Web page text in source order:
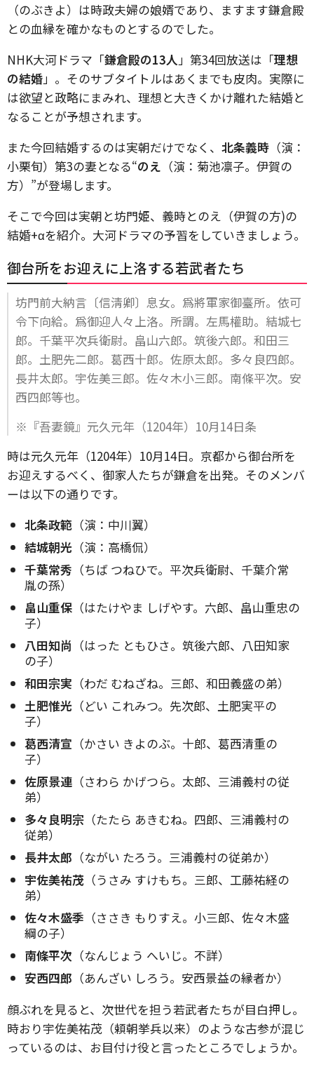
（のぶきよ）は時政夫婦の娘婿であり、ますます鎌倉殿
との血縁を確かなものとするのでした。
NHK大河ドラマ「鎌倉殿の13人」第34回放送は「理想
の結婚」。そのサブタイトルはあくまでも皮肉。実際に
は欲望と政略にまみれ、理想と大きくかけ離れた結婚と
なることが予想されます。
また今回結婚するのは実朝だけでなく、 北条義時 （演：
小栗旬）第3の妻となる“のえ （演：菊池凛子。伊賀の
方）”が登場します。
そこで今回は実朝と坊門姫、義時とのえ（伊賀の方)の
結婚+αを紹介。大河ドラマの予習をしていきましょう。
御台所をお迎えに上洛する若武者たち
坊門前大納言〔信淸卿〕息女。爲將軍家御臺所。依可
令下向給。爲御迎人々上洛。所謂。左馬權助。結城七
郎。千葉平次兵衛尉。畠山六郎。筑後六郎。和田三
郎。土肥先二郎。葛西十郎。佐原太郎。多々良四郎。
長井太郎。宇佐美三郎。佐々木小三郎。南條平次。安
西四郎等也。
※『吾妻鏡』元久元年（1204年）10月14日条
時は元久元年（1204年）10月14日。京都から御台所を
お迎えするべく、御家人たちが鎌倉を出発。そのメンバ
ーは以下の通りです。
北条政範 （演：中川翼）
結城朝光 （演：高橋侃）
千葉常秀 （ちば つねひで。平次兵衛尉、千葉介常
胤の孫）
畠山重保 （はたけやま しげやす。六郎、畠山重忠の
子）
八田知尚 （はった ともひさ。筑後六郎、八田知家
の子）
和田宗実 （わだ むねざね。三郎、和田義盛の弟）
土肥惟光 （どい これみつ。先次郎、土肥実平の
子）
葛西清宣 （かさい きよのぶ。十郎、葛西清重の
子）
佐原景連 （さわら かげつら。太郎、三浦義村の従
弟）
多々良明宗 （たたら あきむね。四郎、三浦義村の
従弟）
長井太郎 （ながい たろう。三浦義村の従弟か）
宇佐美祐茂 （うさみ すけもち。三郎、工藤祐経の
弟）
佐々木盛季 （ささき もりすえ。小三郎、佐々木盛
綱の子）
南條平次 （なんじょう へいじ。不詳）
安西四郎 （あんざい しろう。安西景益の縁者か）
顔ぶれを見ると、次世代を担う若武者たちが目白押し。
時おり宇佐美祐茂（頼朝挙兵以来）のような古参が混じ
っているのは、お目付け役と言ったところでしょうか。